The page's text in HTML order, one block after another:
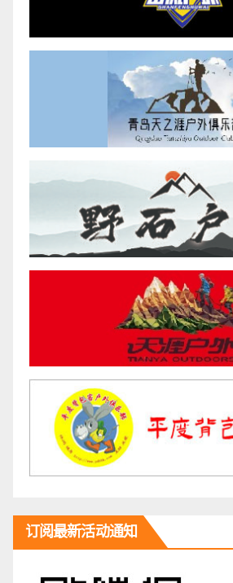
订阅最新活动通知